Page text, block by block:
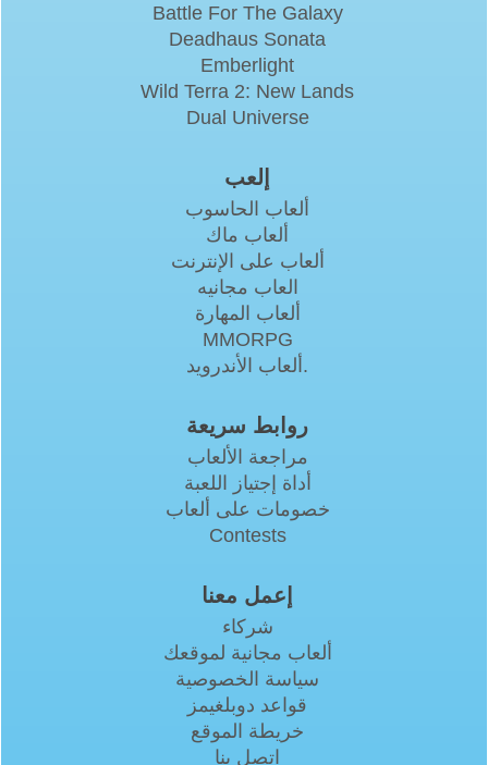
Battle For The Galaxy
Deadhaus Sonata
Emberlight
Wild Terra 2: New Lands
Dual Universe
إلعب
ألعاب الحاسوب
ألعاب ماك
ألعاب على الإنترنت
العاب مجانيه
ألعاب المهارة
MMORPG
ألعاب الأندرويد.
روابط سريعة
مراجعة الألعاب
أداة إجتياز اللعبة
خصومات على ألعاب
Contests
إعمل معنا
شركاء
ألعاب مجانية لموقعك
سياسة الخصوصية
قواعد دوبلغيمز
خريطة الموقع
اتصل بنا